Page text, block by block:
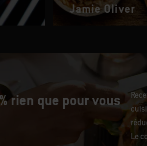
Jamie Oliver
rien que pour vous
Le